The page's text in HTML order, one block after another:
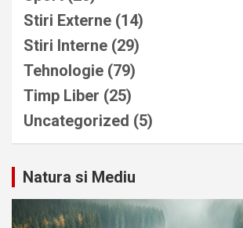
Stiri Externe (14)
Stiri Interne (29)
Tehnologie (79)
Timp Liber (25)
Uncategorized (5)
Natura si Mediu